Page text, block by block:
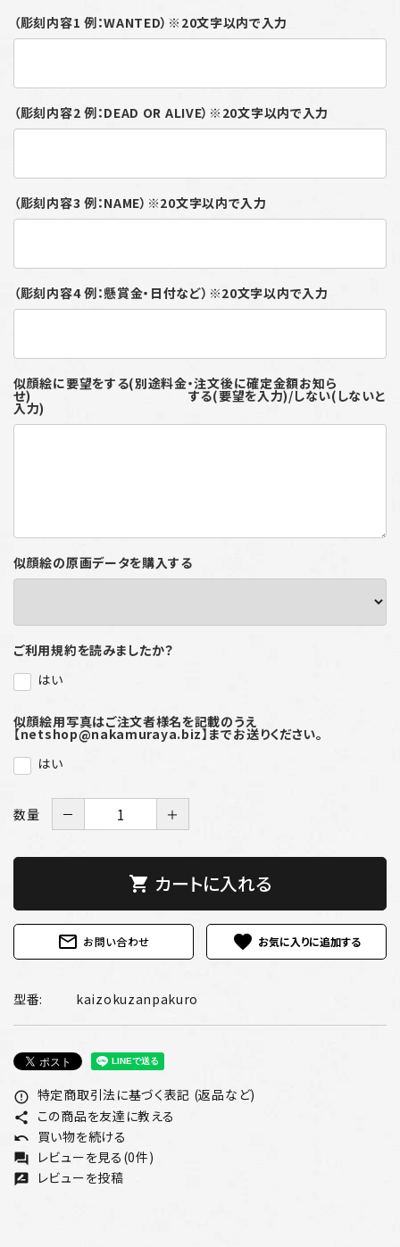
（彫刻内容1 例：WANTED）※20文字以内で入力
（彫刻内容2 例：DEAD OR ALIVE）※20文字以内で入力
（彫刻内容3 例：NAME）※20文字以内で入力
（彫刻内容4 例：懸賞金・日付など）※20文字以内で入力
似顔絵に要望をする(別途料金・注文後に確定金額お知ら
せ) する(要望を入力)/しない(しないと
入力)
似顔絵の原画データを購入する
ご利用規約を読みましたか？
はい
似顔絵用写真はご注文者様名を記載のうえ
【netshop@nakamuraya.biz】までお送りください。
はい
数量 － ＋
shopping_cart カートに入れる
mail_outline お問い合わせ favorite
型番: kaizokuzanpakuro
error_outline 特定商取引法に基づく表記 (返品など)
share この商品を友達に教える
undo 買い物を続ける
forum レビューを見る(0件)
rate_review レビューを投稿